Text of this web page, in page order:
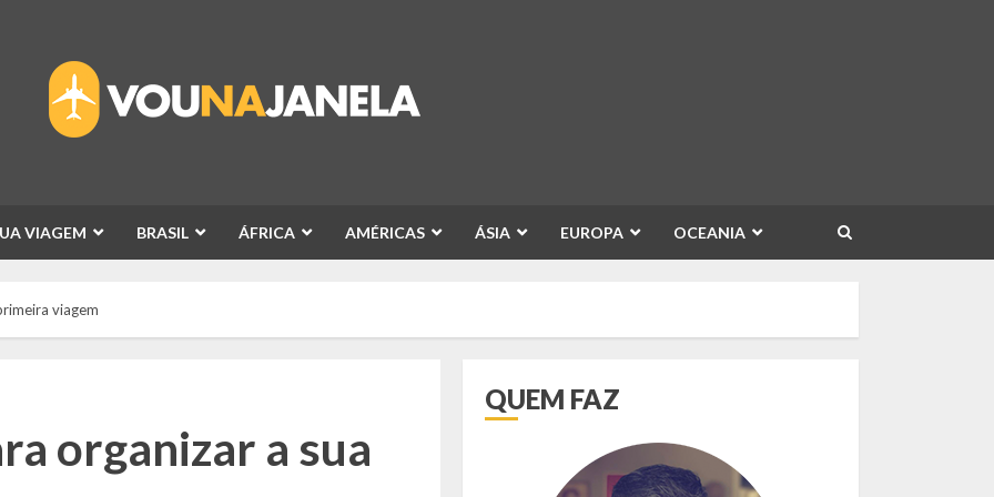
VIAGEM BRASIL ÁFRICA AMÉRICAS ÁSIA EUROPA OCEANIA
viagem
organizar a sua
QUEM FAZ